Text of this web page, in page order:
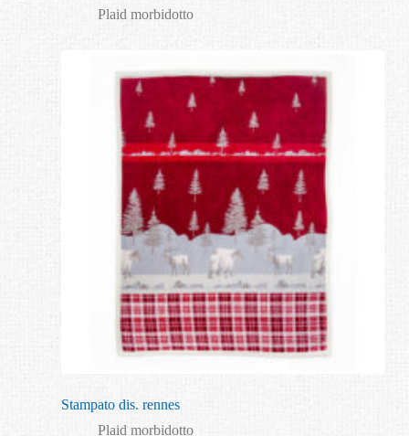
Plaid morbidotto
Stampato dis. rennes
Plaid morbidotto